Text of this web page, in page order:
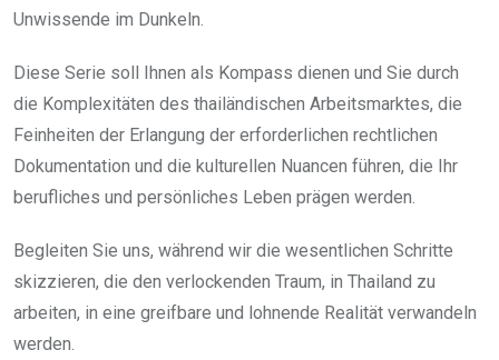
Unwissende im Dunkeln.
Diese Serie soll Ihnen als Kompass dienen und Sie durch
die Komplexitäten des thailändischen Arbeitsmarktes, die
Feinheiten der Erlangung der erforderlichen rechtlichen
Dokumentation und die kulturellen Nuancen führen, die Ihr
berufliches und persönliches Leben prägen werden.
Begleiten Sie uns, während wir die wesentlichen Schritte
skizzieren, die den verlockenden Traum, in Thailand zu
arbeiten, in eine greifbare und lohnende Realität verwandeln
werden.